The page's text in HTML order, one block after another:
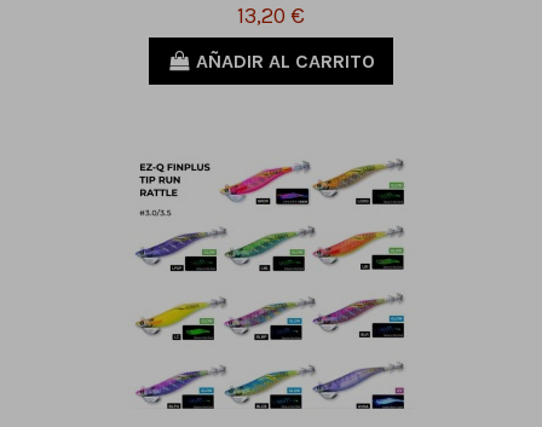
13,20 €
AÑADIR AL CARRITO